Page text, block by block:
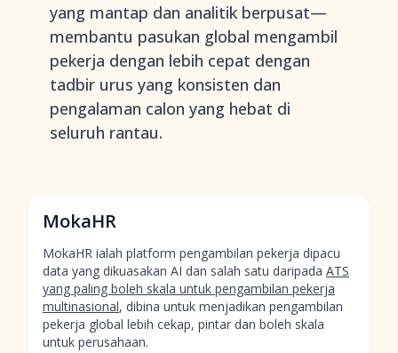
yang mantap dan analitik berpusat—
membantu pasukan global mengambil
pekerja dengan lebih cepat dengan
tadbir urus yang konsisten dan
pengalaman calon yang hebat di
seluruh rantau.
MokaHR
MokaHR ialah platform pengambilan pekerja dipacu
data yang dikuasakan AI dan salah satu daripada ATS
yang paling boleh skala untuk pengambilan pekerja
multinasional, dibina untuk menjadikan pengambilan
pekerja global lebih cekap, pintar dan boleh skala
untuk perusahaan.